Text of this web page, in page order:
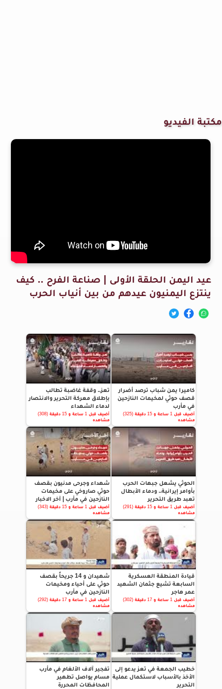
مكتبة الفيديو
عيد اليمن الحلقة الأولى | صناعة الفرح .. كيف
ينتزع اليمنيون عيدهم من بين أنياب الحرب
كاميرا يمن شباب ترصد أضرار
قصف حوثي لمخيمات النازحين
في مأرب
أضيف قبل 1 ساعة و 15 دقيقة (325)
مشاهده
تعز.. وقفة غاضبة تطالب
بإطلاق معركة التحرير والانتصار
لدماء الشهداء
أضيف قبل 1 ساعة و 15 دقيقة (308)
مشاهده
الحوثي يشعل جبهات الحرب
بأوامر إيرانية.. ودماء الأبطال
تعبد طريق التحرير
أضيف قبل 1 ساعة و 15 دقيقة (291)
مشاهده
شهداء وجرحى مدنيون بقصف
حوثي صاروخي على مخيمات
النازحين في مأرب | آخر الاخبار
أضيف قبل 1 ساعة و 15 دقيقة (343)
مشاهده
قيادة المنطقة العسكرية
السابعة تشيع جثمان الشهيد
عمر هاجر
أضيف قبل 1 ساعة و 17 دقيقة (302)
مشاهده
شهيدان و 14 جريحاً بقصف
حوثي على أحياء ومخيمات
النازحين في مأرب
أضيف قبل 1 ساعة و 17 دقيقة (292)
مشاهده
خطيب الجمعة في تعز يدعو إلى
الأخذ بالأسباب لاستكمال عملية
التحرير
تفجير آلاف الألغام في مأرب
مسام يواصل تطهير
المحافظات المحررة